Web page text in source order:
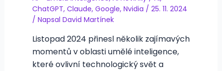
ChatGPT, Claude, Google, Nvidia / 25. 11. 2024
/ Napsal David Martínek
Listopad 2024 přinesl několik zajímavých
momentů v oblasti umělé inteligence,
které ovlivní technologický svět a